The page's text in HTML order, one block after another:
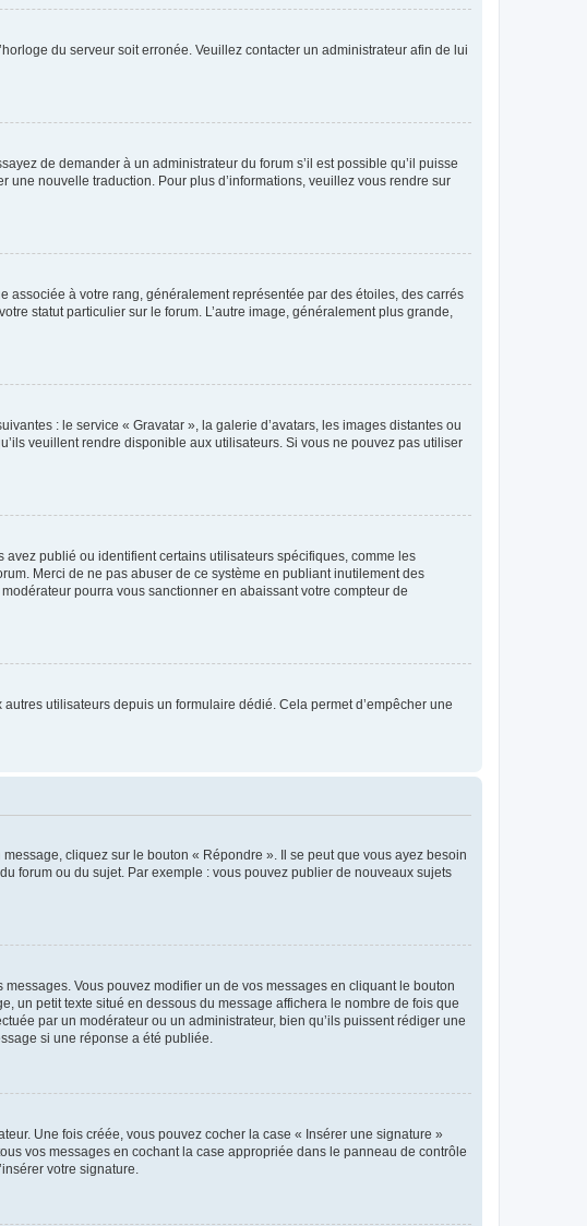
du serveur soit erronée. Veuillez contacter un administrateur afin de lui
de demander à un administrateur du forum s’il est possible qu’il puisse
nouvelle traduction. Pour plus d’informations, veuillez vous rendre sur
associée à votre rang, généralement représentée par des étoiles, des carrés
statut particulier sur le forum. L’autre image, généralement plus grande,
: le service « Gravatar », la galerie d’avatars, les images distantes ou
veuillent rendre disponible aux utilisateurs. Si vous ne pouvez pas utiliser
publié ou identifient certains utilisateurs spécifiques, comme les
Merci de ne pas abuser de ce système en publiant inutilement des
pourra vous sanctionner en abaissant votre compteur de
utilisateurs depuis un formulaire dédié. Cela permet d’empêcher une
cliquez sur le bouton « Répondre ». Il se peut que vous ayez besoin
forum ou du sujet. Par exemple : vous pouvez publier de nouveaux sujets
Vous pouvez modifier un de vos messages en cliquant le bouton
un petit texte situé en dessous du message affichera le nombre de fois que
par un modérateur ou un administrateur, bien qu’ils puissent rédiger une
si une réponse a été publiée.
Une fois créée, vous pouvez cocher la case « Insérer une signature »
vos messages en cochant la case appropriée dans le panneau de contrôle
votre signature.